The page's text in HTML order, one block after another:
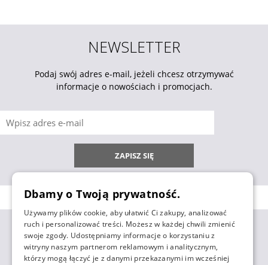
NEWSLETTER
Podaj swój adres e-mail, jeżeli chcesz otrzymywać
informacje o nowościach i promocjach.
ZAPISZ SIĘ
ZAKUPY
Dbamy o Twoją prywatność.
Używamy plików cookie, aby ułatwić Ci zakupy, analizować
ruch i personalizować treści. Możesz w każdej chwili zmienić
swoje zgody. Udostępniamy informacje o korzystaniu z
witryny naszym partnerom reklamowym i analitycznym,
którzy mogą łączyć je z danymi przekazanymi im wcześniej